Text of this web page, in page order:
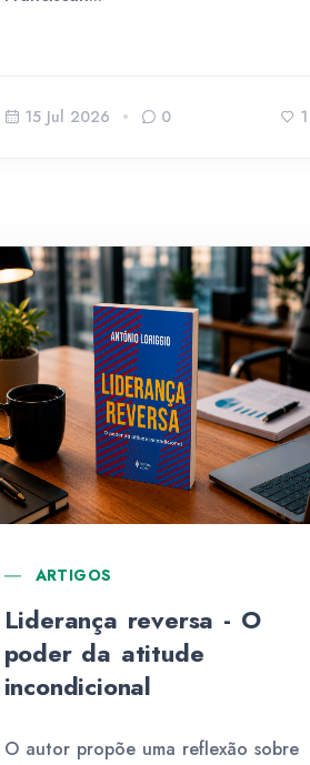
15 Jul 2026 0 1
ARTIGOS
Liderança reversa - O
poder da atitude
incondicional
O autor propõe uma reflexão sobre